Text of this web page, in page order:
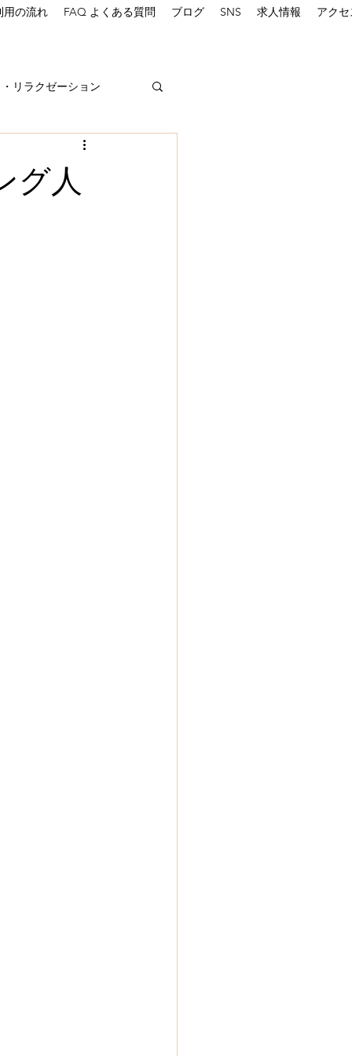
用の流れ FAQ よくある質問 ブログ SNS 求人情報 アク
リラクゼーション
グ人